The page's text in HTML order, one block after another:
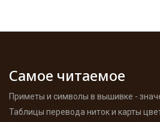
Самое читаемое
Приметы и символы в вышивке -
Таблицы перевода ниток и карты